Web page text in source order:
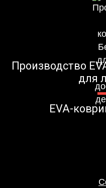
Производство
для
EVA-